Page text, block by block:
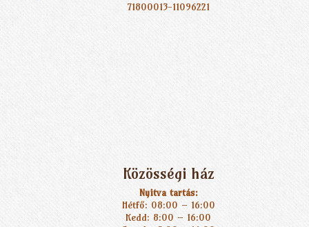
71800013-11096221
Közösségi ház
Nyitva tartás:
Hétfő: 08:00 – 16:00
Kedd: 8:00 – 16:00